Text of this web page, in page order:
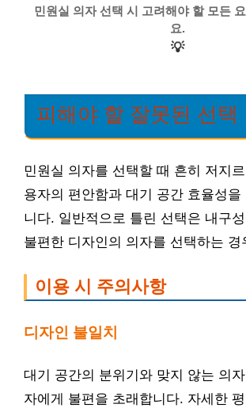
민원실 의자 선택 시 고려해야 할 모든
요.
💡
피해야 할 잘못된 선택
민원실 의자를 선택할 때 흔히 저지
용자의 편안함과 대기 공간 효율성을
니다. 일반적으로 틀린 선택은 내구
불편한 디자인의 의자를 선택하는 경
이용 시 주의사항
디자인 불일치
대기 공간의 분위기와 맞지 않는 의
자에게 불편을 초래합니다. 자세한